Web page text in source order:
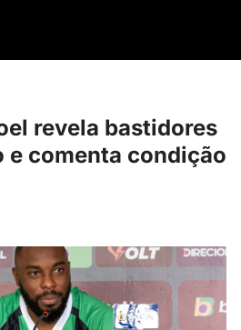
revela bastidores
e comenta condição